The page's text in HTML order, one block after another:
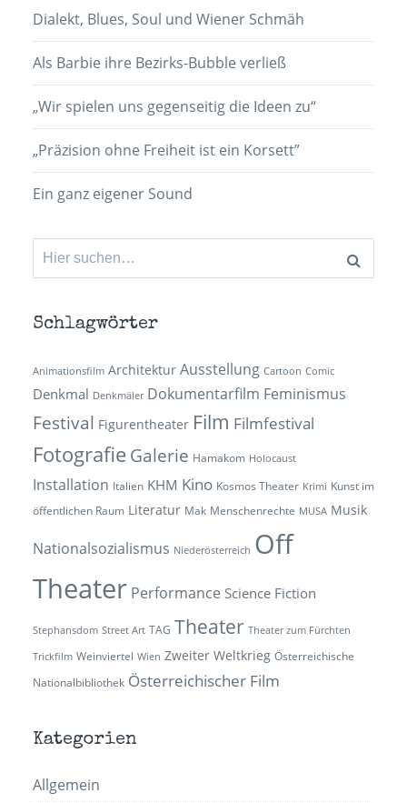
Dialekt, Blues, Soul und Wiener Schmäh
Als Barbie ihre Bezirks-Bubble verließ
„Wir spielen uns gegenseitig die Ideen zu“
„Präzision ohne Freiheit ist ein Korsett”
Ein ganz eigener Sound
Suchen
nach:
Schlagwörter
Animationsfilm Architektur Ausstellung Cartoon Comic
Denkmal Denkmäler Dokumentarfilm Feminismus
Festival Figurentheater Film Filmfestival
Fotografie Galerie Hamakom Holocaust
Installation Italien KHM Kino Kosmos Theater Krimi Kunst im
öffentlichen Raum Literatur Mak Menschenrechte MUSA Musik
Nationalsozialismus Niederösterreich Off
Theater Performance Science Fiction
Stephansdom Street Art TAG Theater Theater zum Fürchten
Trickfilm Weinviertel Wien Zweiter Weltkrieg Österreichische
Nationalbibliothek Österreichischer Film
Kategorien
Allgemein